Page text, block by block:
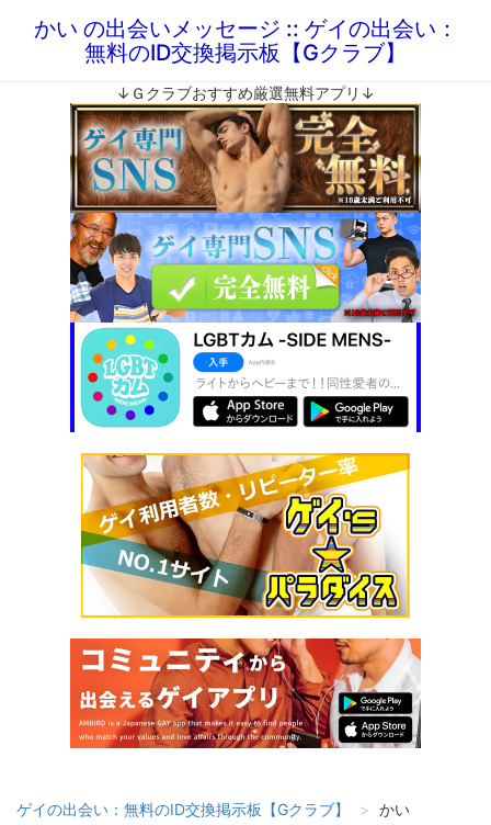
かい の出会いメッセージ :: ゲイの出会い：
無料のID交換掲示板【Gクラブ】
↓Ｇクラブおすすめ厳選無料アプリ↓
ゲイの出会い：無料のID交換掲示板【Gクラブ】 かい